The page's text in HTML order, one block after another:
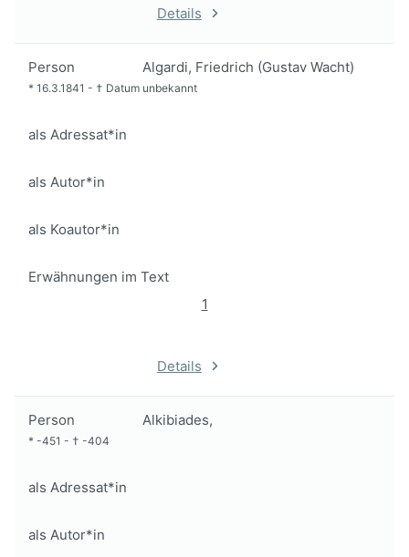
Details
Person Algardi, Friedrich (Gustav Wacht)
* 16.3.1841 - † Datum unbekannt
als Adressat*in
als Autor*in
als Koautor*in
Erwähnungen im Text
1
Details
Person Alkibiades,
* -451 - † -404
als Adressat*in
als Autor*in